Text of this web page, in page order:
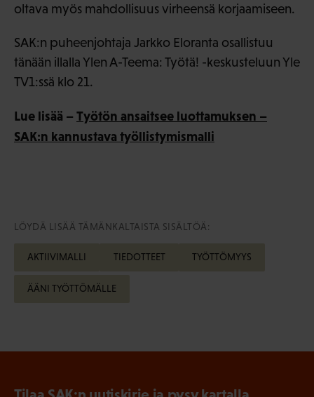
oltava myös mahdollisuus virheensä korjaamiseen.
SAK:n puheenjohtaja Jarkko Eloranta osallistuu
tänään illalla Ylen A-Teema: Työtä! -keskusteluun Yle
TV1:ssä klo 21.
Lue lisää – Työtön ansaitsee luottamuksen –
SAK:n kannustava työllistymismalli
LÖYDÄ LISÄÄ TÄMÄNKALTAISTA SISÄLTÖÄ:
AKTIIVIMALLI TIEDOTTEET TYÖTTÖMYYS
ÄÄNI TYÖTTÖMÄLLE